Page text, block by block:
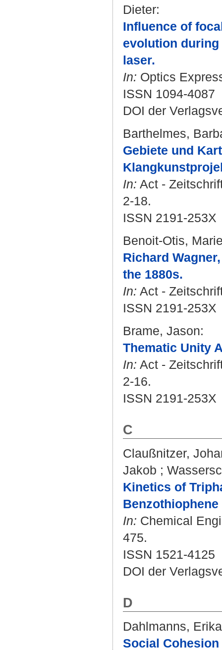
Dieter:
Influence of
evolution
laser.
In: Optics
ISSN 1094-4087
DOI der
Barthelmes,
Gebiete und
In: Act -
2-18.
ISSN 2191-253X
Benoit-Otis,
Richard
the 1880s.
In: Act -
ISSN 2191-253X
Brame, Jason:
Thematic Unity
In: Act -
2-16.
ISSN 2191-253X
C
Claußnitzer,
Jakob ;
Kinetics of
In: Chemical
475.
ISSN 1521-4125
DOI der
D
Dahlmanns, Erika
Social